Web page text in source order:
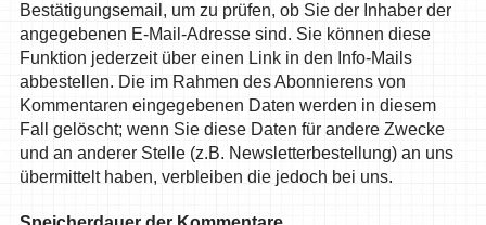
Bestätigungsemail, um zu prüfen, ob Sie der Inhaber der
angegebenen E-Mail-Adresse sind. Sie können diese
Funktion jederzeit über einen Link in den Info-Mails
abbestellen. Die im Rahmen des Abonnierens von
Kommentaren eingegebenen Daten werden in diesem
Fall gelöscht; wenn Sie diese Daten für andere Zwecke
und an anderer Stelle (z.B. Newsletterbestellung) an uns
übermittelt haben, verbleiben die jedoch bei uns.